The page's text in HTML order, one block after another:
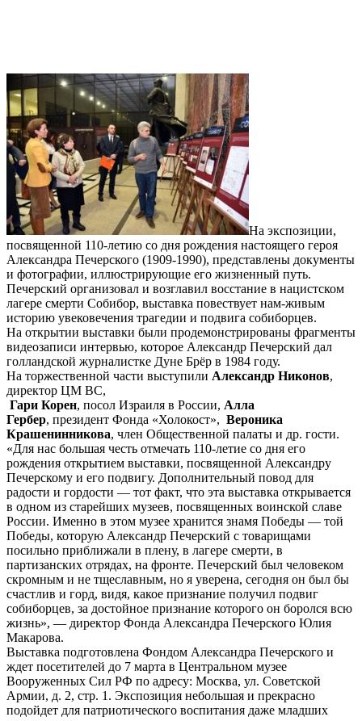
На экспозиции,
посвященной 110-летию со дня рождения настоящего героя
Александра Печерского (1909-1990), представлены документы
и фотографии, иллюстрирующие его жизненный путь.
Печерский организовал и возглавил восстание в нацистском
лагере смерти Собибор, выставка повествует нам-живым
историю увековечения трагедии и подвига собиборцев.
На открытии выставки были продемонстрированы фрагменты
видеозаписи интервью, которое Александр Печерский дал
голландской журналистке Дуне Брёр в 1984 году.
На торжественной части выступили Александр Никонов,
директор ЦМ ВС,
Гари Корен, посол Израиля в России, Алла
Гербер, президент Фонда «Холокост», Вероника
Крашенинникова, член Общественной палаты и др. гости.
«Для нас большая честь отмечать 110-летие со дня его
рождения открытием выставки, посвященной Александру
Печерскому и его подвигу. Дополнительный повод для
радости и гордости — тот факт, что эта выставка открывается
в одном из старейших музеев, посвященных воинской славе
России. Именно в этом музее хранится знамя Победы — той
Победы, которую Александр Печерский с товарищами
посильно приближали в плену, в лагере смерти, в
партизанских отрядах, на фронте. Печерский был человеком
скромным и не тщеславным, но я уверена, сегодня он был бы
счастлив и горд, видя, какое признание получил подвиг
собиборцев, за достойное признание которого он боролся всю
жизнь», — директор Фонда Александра Печерского Юлия
Макарова.
Выставка подготовлена Фондом Александра Печерского и
ждет посетителей до 7 марта в Центральном музее
Вооруженных Сил РФ по адресу: Москва, ул. Советской
Армии, д. 2, стр. 1. Экспозиция небольшая и прекрасно
подойдет для патриотического воспитания даже младших